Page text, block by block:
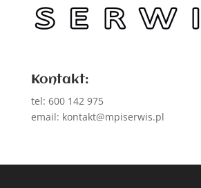
Kontakt:
tel: 600 142 975
email: kontakt@mpiserwis.pl